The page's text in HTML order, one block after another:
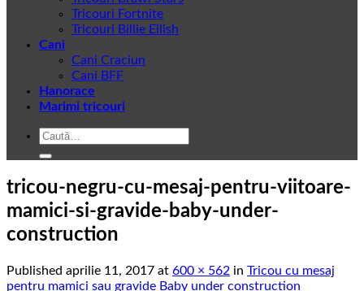
Tricouri Fortnite
Tricouri Billie Eilish
Cani
Cani Craciun
Cani BFF
Hanorace
Marimi tricouri
Caută
tricou-negru-cu-mesaj-pentru-viitoare-
mamici-si-gravide-baby-under-
construction
Published aprilie 11, 2017 at 600 × 562 in Tricou cu mesaj
pentru mamici sau gravide Baby under construction